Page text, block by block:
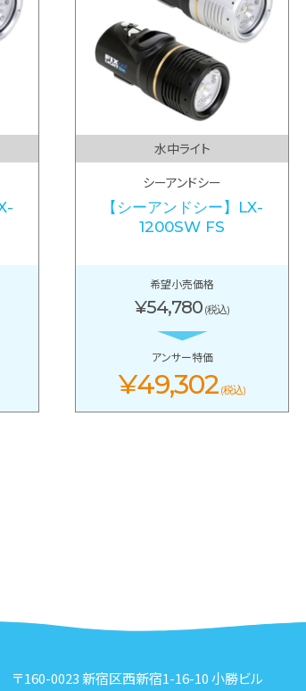
水中ライト
シーアンドシー
【シーアンドシー】LX-
1200SW FS
希望小売価格
¥54,780 (税込)
アンサー特価
¥49,302 (税込)
〒160-0023 新宿区西新宿1-16-10 小勝ビル